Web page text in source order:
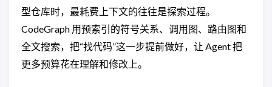
型仓库时，最耗费上下文的往往是探索过程。
CodeGraph 用预索引的符号关系、调用图、路由图和
全文搜索，把“找代码”这一步提前做好，让 Agent 把
更多预算花在理解和修改上。